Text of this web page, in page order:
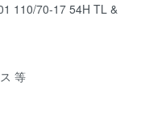
110/70-17 54H TL &
等